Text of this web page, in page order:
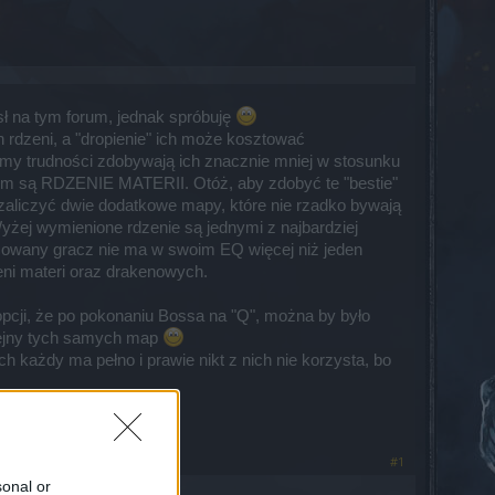
or
na tym forum, jednak spróbuję
a "dropienie" ich może kosztować
trudności zdobywają ich znacznie mniej w stosunku
są RDZENIE MATERII. Otóż, aby zdobyć te "bestie"
dwie dodatkowe mapy, które nie rzadko bywają
wymienione rdzenie są jednymi z najbardziej
gracz nie ma w swoim EQ więcej niż jeden
materi oraz drakenowych.
że po pokonaniu Bossa na "Q", można by było
tych samych map
każdy ma pełno i prawie nikt z nich nie korzysta, bo
#1